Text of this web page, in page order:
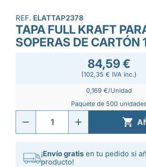
REF. ELATTAP2378
TAPA FULL KRAFT
SOPERAS DE CARTÓN
84,59 €
(102,35 € IVA inc.)
0,169 €/Unidad
Paquete de 500 unidades

¡Envío gratis en tu pedido si
producto!